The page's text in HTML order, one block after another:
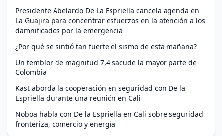
Presidente Abelardo De La Espriella cancela agenda en
La Guajira para concentrar esfuerzos en la atención a los
damnificados por la emergencia
¿Por qué se sintió tan fuerte el sismo de esta mañana?
Un temblor de magnitud 7,4 sacude la mayor parte de
Colombia
Kast aborda la cooperación en seguridad con De la
Espriella durante una reunión en Cali
Noboa habla con De la Espriella en Cali sobre seguridad
fronteriza, comercio y energía